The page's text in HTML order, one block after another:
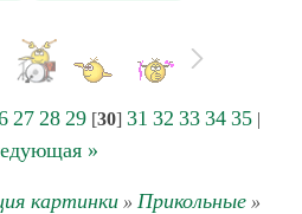
27 28 29[30] 31 32 33 34 35|
»
картинки» Прикольные»